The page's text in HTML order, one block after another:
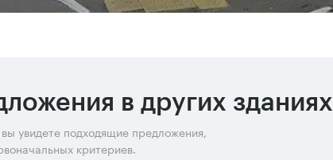
в других зданиях
увидете подходящие предложения,
критериев.